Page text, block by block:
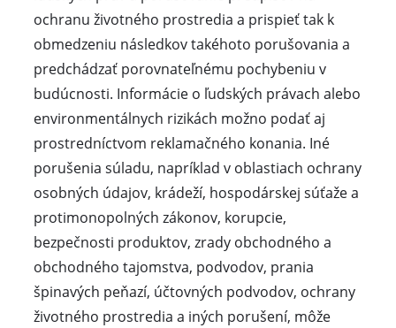
ochranu životného prostredia a prispieť tak k
obmedzeniu následkov takéhoto porušovania a
predchádzať porovnateľnému pochybeniu v
budúcnosti. Informácie o ľudských právach alebo
environmentálnych rizikách možno podať aj
prostredníctvom reklamačného konania. Iné
porušenia súladu, napríklad v oblastiach ochrany
osobných údajov, krádeží, hospodárskej súťaže a
protimonopolných zákonov, korupcie,
bezpečnosti produktov, zrady obchodného a
obchodného tajomstva, podvodov, prania
špinavých peňazí, účtovných podvodov, ochrany
životného prostredia a iných porušení, môže